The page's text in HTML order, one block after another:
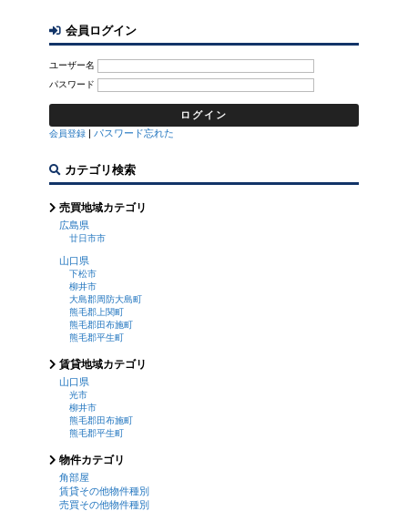
会員ログイン
ユーザー名
パスワード
会員登録 パスワード忘れた
カテゴリ検索
売買地域カテゴリ
広島県
廿日市市
山口県
下松市
柳井市
大島郡周防大島町
熊毛郡上関町
熊毛郡田布施町
熊毛郡平生町
賃貸地域カテゴリ
山口県
光市
柳井市
熊毛郡田布施町
熊毛郡平生町
物件カテゴリ
角部屋
賃貸その他物件種別
売買その他物件種別